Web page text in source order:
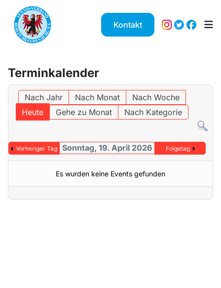
Kontakt
Terminkalender
Nach Jahr Nach Monat
Nach Woche
Heute
Gehe zu Monat Nach Kategorie
Vorheriger Tag Sonntag, 19. April 2026 Folgetag
Es wurden keine Events gefunden